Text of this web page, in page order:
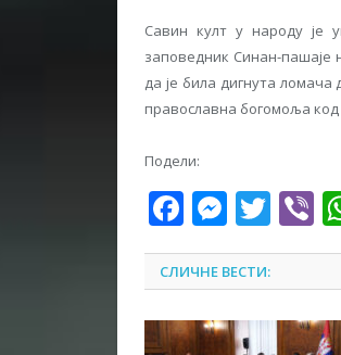
Савин култ у народу је
заповедник Синан-пашаје
да је била дигнута
православна богомоља
Подели:
Facebook
СЛИЧНЕ ВЕСТИ: